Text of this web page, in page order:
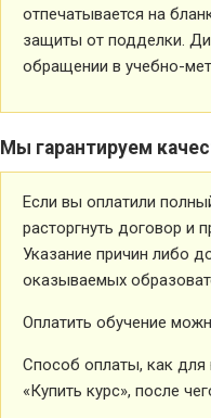
отпечатывается на
защиты от подделки.
обращении в учебно-
Мы гарантируем
Если вы оплатили
расторгнуть договор и
Указание причин либо
оказываемых
Оплатить обучение
Способ оплаты, как для
«Купить курс», после